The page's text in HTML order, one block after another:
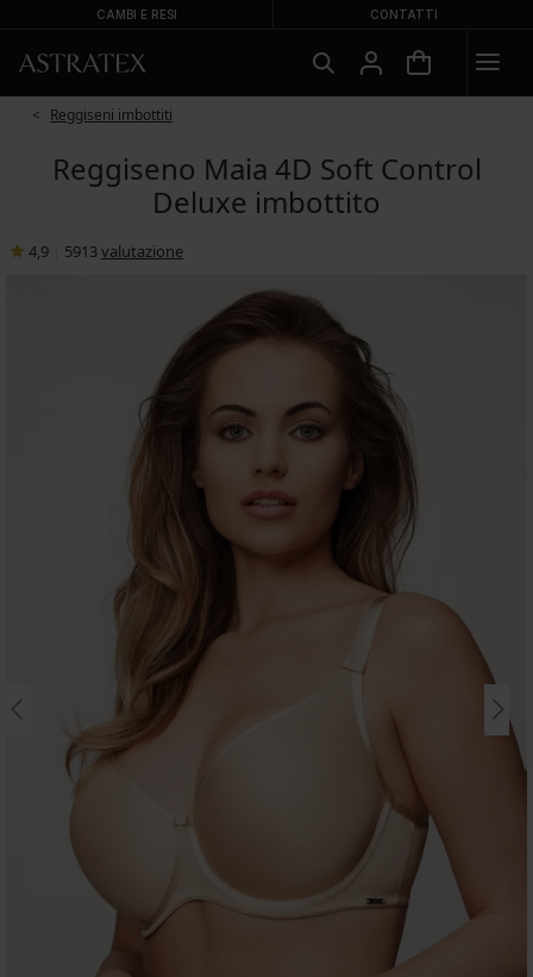
CAMBI E RESI CONTATTI
Reggiseni imbottiti
Reggiseno Maia 4D Soft Control
Deluxe imbottito
4,9 5913valutazione